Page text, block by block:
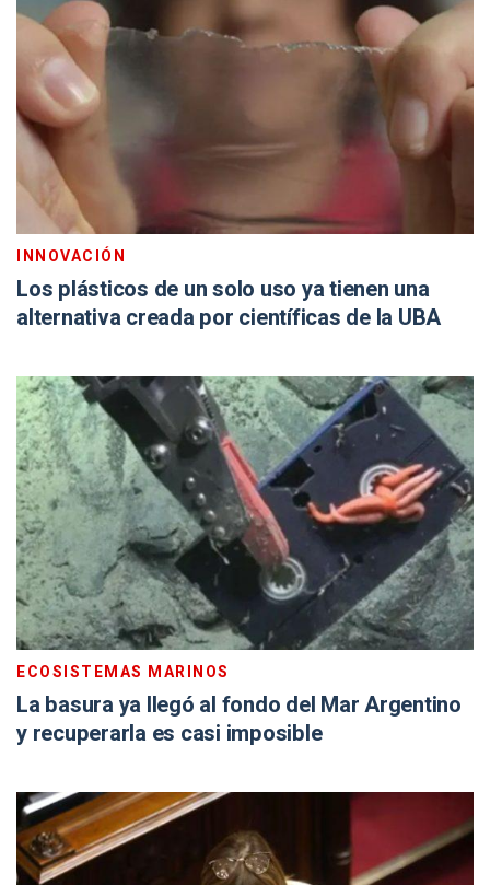
INNOVACIÓN
Los plásticos de un solo uso ya tienen una
alternativa creada por científicas de la UBA
ECOSISTEMAS MARINOS
La basura ya llegó al fondo del Mar Argentino
y recuperarla es casi imposible